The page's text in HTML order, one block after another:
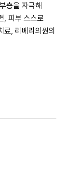
층을 자극해
, 피부 스스로
, 리베리의원의